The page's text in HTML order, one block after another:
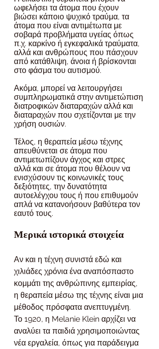
ωφελήσει τα άτομα που έχουν
βιώσει κάποιο ψυχικό τραύμα, τα
άτομα που είναι αντιμέτωπα με
σοβαρά προβλήματα υγείας όπως
π.χ. καρκίνο ή εγκεφαλικά τραύματα,
αλλά και ανθρώπους που πάσχουν
από κατάθλιψη, άνοια ή βρίσκονται
στο φάσμα του αυτισμού.
Ακόμα, μπορεί να λειτουργήσει
συμπληρωματικά στην αντιμετώπιση
διατροφικών διαταραχών αλλά και
διαταραχών που σχετίζονται με την
χρήση ουσιών.
Τέλος, η θεραπεία μέσω τέχνης
απευθύνεται σε άτομα που
αντιμετωπίζουν άγχος και στρες
αλλά και σε άτομα που θέλουν να
ενισχύσουν τις κοινωνικές τους
δεξιότητες, την δυνατότητα
αυτοελέγχου τους ή που επιθυμούν
απλά να κατανοήσουν βαθύτερα τον
εαυτό τους.
Μερικά ιστορικά στοιχεία
Αν και η τέχνη συνιστά εδώ και
χιλιάδες χρόνια ένα αναπόσπαστο
κομμάτι της ανθρώπινης εμπειρίας,
η θεραπεία μέσω της τέχνης είναι μια
μέθοδος πρόσφατα ανεπτυγμένη.
Το 1920, η Melanie Klein αρχίζει να
αναλύει τα παιδιά χρησιμοποιώντας
νέα εργαλεία, όπως για παράδειγμα